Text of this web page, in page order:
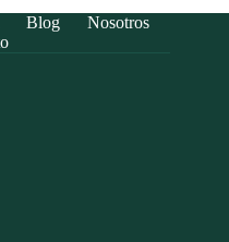
Blog
Nosotros